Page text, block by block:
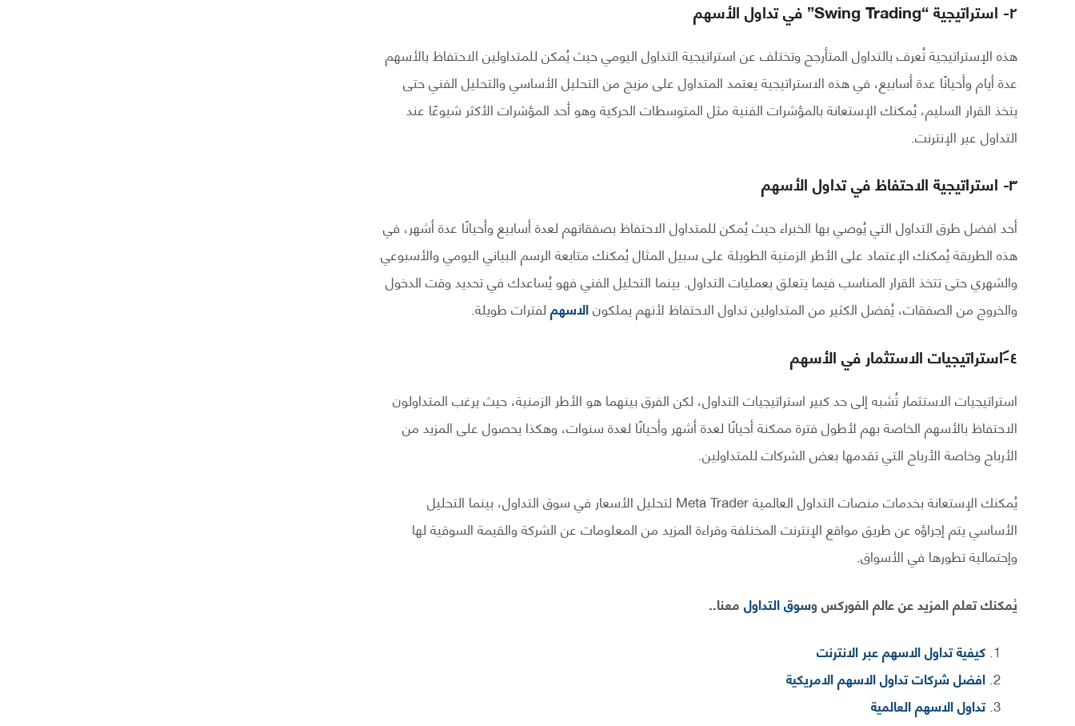
٢- استراتيجية “Swing Trading” في تداول الأسهم
هذه الإستراتيجية تُعرف بالتداول المتأرجح وتختلف عن استراتيجية التداول اليومي حيث يُمكن للمتداولين الاحتفاظ بالأسهم
عدة أيام وأحيانًا عدة أسابيع، في هذه الاستراتيجية يعتمد المتداول على مزيج من التحليل الأساسي والتحليل الفني حتى
يتخذ القرار السليم، يُمكنك الإستعانة بالمؤشرات الفنية مثل المتوسطات الحركية وهو أحد المؤشرات الأكثر شيوعًا عند
التداول عبر الإنترنت.
٣- استراتيجية الاحتفاظ في تداول الأسهم
أحد افضل طرق التداول التي يُوصي بها الخبراء حيث يُمكن للمتداول الاحتفاظ بصفقاتهم لعدة أسابيع وأحيانًا عدة أشهر، في
هذه الطريقة يُمكنك الإعتماد على الأطر الزمنية الطويلة على سبيل المثال يُمكنك متابعة الرسم البياني اليومي والأسبوعي
والشهري حتى تتخذ القرار المناسب فيما يتعلق بعمليات التداول. بينما التحليل الفني فهو يُساعدك في تحديد وقت الدخول
والخروج من الصفقات، يُفضل الكثير من المتداولين تداول الاحتفاظ لأنهم يملكونالاسهملفترات طويلة.
٤- استراتيجيات الاستثمار في الأسهم
استراتيجيات الاستثمار تُشبه إلى حد كبير استراتيجيات التداول، لكن الفرق بينهما هو الأطر الزمنية، حيث يرغب المتداولون
الاحتفاظ بالأسهم الخاصة بهم لأطول فترة ممكنة أحيانًا لعدة أشهر وأحيانًا لعدة سنوات، وهكذا يحصول على المزيد من
الأرباح وخاصة الأرباح التي تقدمها بعض الشركات للمتداولين.
يُمكنك الإستعانة بخدمات منصات التداول العالمية Meta Trader لتحليل الأسعار في سوق التداول، بينما التحليل
الأساسي يتم إجراؤه عن طريق مواقع الإنترنت المختلفة وقراءة المزيد من المعلومات عن الشركة والقيمة السوقية لها
وإحتمالية تطورها في الأسواق.
يُمكنك تعلم المزيد عن عالم الفوركس وسوق التداولمعنا..
كيفية تداول الاسهم عبر الانترنت
افضل شركات تداول الاسهم الامريكية
تداول الاسهم العالمية